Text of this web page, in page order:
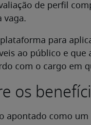
de perfil
vaga.
para
ao público e
com o cargo em
os
apontado como